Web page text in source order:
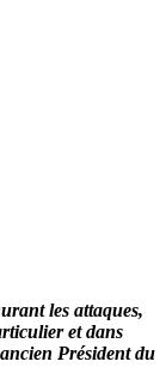
les attaques,
et dans
Président du